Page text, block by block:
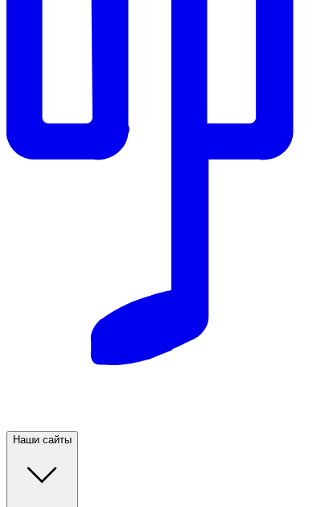
Наши сайты